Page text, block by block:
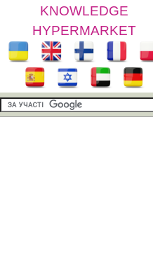
KNOWLEDGE
HYPERMARKET